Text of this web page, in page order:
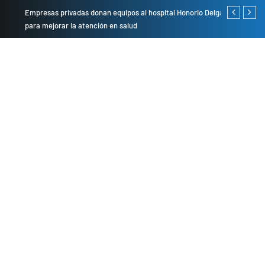
Empresas privadas donan equipos al hospital Honorio Delgado
para mejorar la atención en salud
Cambio de